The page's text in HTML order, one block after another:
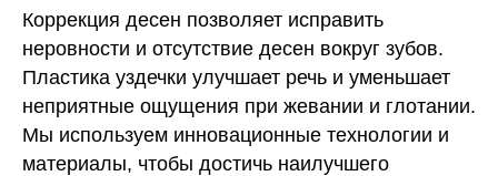
Коррекция десен позволяет исправить
неровности и отсутствие десен вокруг зубов.
Пластика уздечки улучшает речь и уменьшает
неприятные ощущения при жевании и глотании.
Мы используем инновационные технологии и
материалы, чтобы достичь наилучшего
прямо сейчас
Наши специалисты
проконсультируют вас
Записаться на консультацию